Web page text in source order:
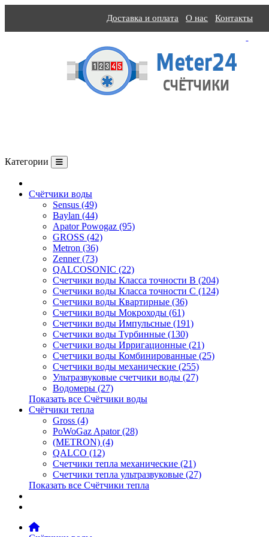
Доставка и оплата О нас Контакты
Категории
Счётчики воды
Sensus (49)
Baylan (44)
Apator Powogaz (95)
GROSS (42)
Metron (36)
Zenner (73)
QALCOSONIC (22)
Счетчики воды Класса точности В (204)
Счетчики воды Класса точности С (124)
Счетчики воды Квартирные (36)
Счетчики воды Мокроходы (61)
Счетчики воды Импульсные (191)
Счетчики воды Турбинные (130)
Счетчики воды Ирригационные (21)
Счетчики воды Комбинированные (25)
Счетчики воды механические (255)
Ультразвуковые счетчики воды (27)
Водомеры (27)
Показать все Счётчики воды
Счётчики тепла
Gross (4)
PoWoGaz Apator (28)
(METRON) (4)
QALCO (12)
Счетчики тепла механические (21)
Счетчики тепла ультразвуковые (27)
Показать все Счётчики тепла